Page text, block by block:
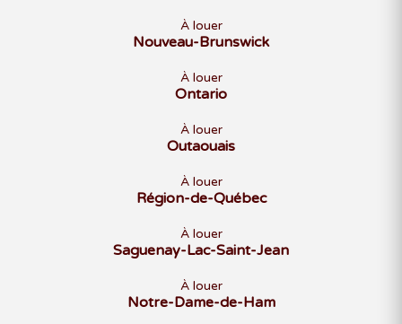
À louer
Nouveau-Brunswick
À louer
Ontario
À louer
Outaouais
À louer
Région-de-Québec
À louer
Saguenay-Lac-Saint-Jean
À louer
Notre-Dame-de-Ham